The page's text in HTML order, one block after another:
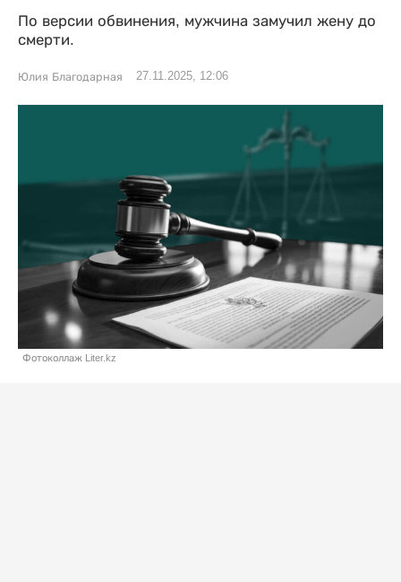
По версии обвинения, мужчина замучил жену до
смерти.
Юлия Благодарная 27.11.2025, 12:06
Фотоколлаж Liter.kz